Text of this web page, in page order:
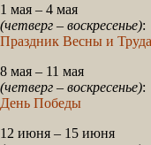
1 мая – 4 мая
(четверг – воскресенье):
Праздник Весны и Труда
8 мая – 11 мая
(четверг – воскресенье):
День Победы
12 июня – 15 июня